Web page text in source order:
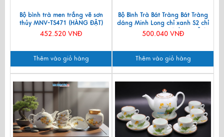
Bộ bình trà men trắng vẽ sơn
thủy MNV-TS471 (HÀNG ĐẶT)
452.520 VNĐ
Thêm vào giỏ hàng
Bộ Bình Trà Bát Tràng Bát Tràng
dáng Minh Long chỉ xanh S2 chỉ
xanh MNV-TS072 (HÀNG ĐẶT)
500.040 VNĐ
Thêm vào giỏ hàng